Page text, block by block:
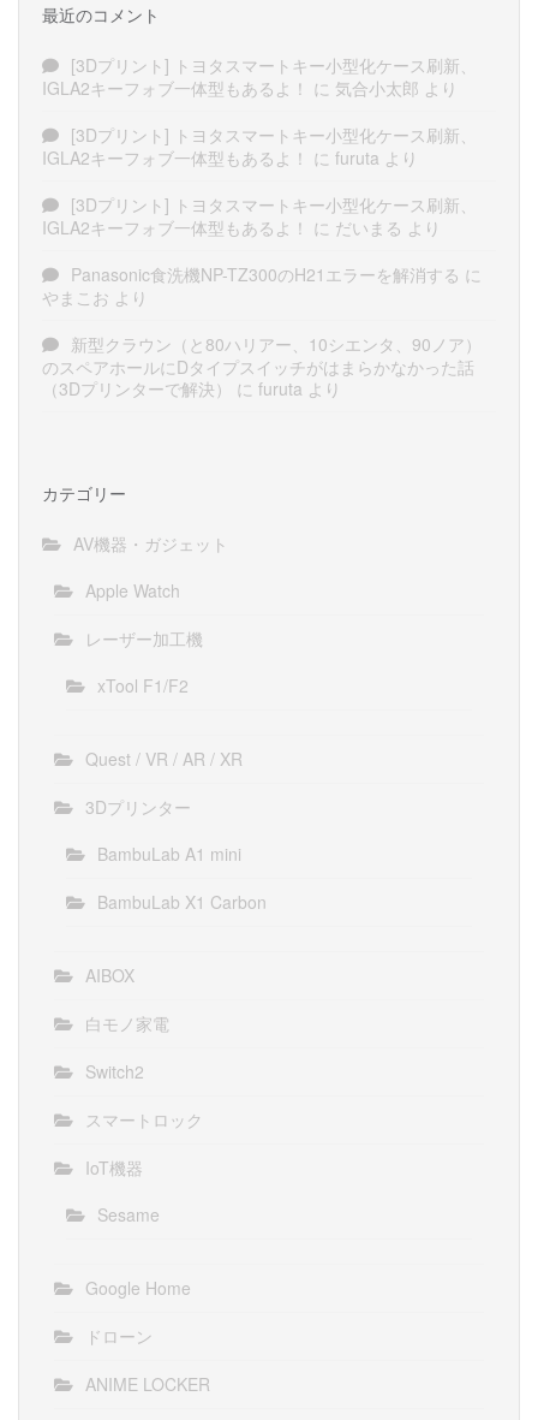
最近のコメント
[3Dプリント] トヨタスマートキー小型化ケース刷新、
IGLA2キーフォブ一体型もあるよ！ に 気合小太郎 より
[3Dプリント] トヨタスマートキー小型化ケース刷新、
IGLA2キーフォブ一体型もあるよ！ に furuta より
[3Dプリント] トヨタスマートキー小型化ケース刷新、
IGLA2キーフォブ一体型もあるよ！ に だいまる より
Panasonic食洗機NP-TZ300のH21エラーを解消する に
やまこお より
新型クラウン（と80ハリアー、10シエンタ、90ノア）
のスペアホールにDタイプスイッチがはまらかなかった話
（3Dプリンターで解決）
に furuta より
カテゴリー
AV機器・ガジェット
Apple Watch
レーザー加工機
xTool F1/F2
Quest / VR / AR / XR
3Dプリンター
BambuLab A1 mini
BambuLab X1 Carbon
AIBOX
白モノ家電
Switch2
スマートロック
IoT機器
Sesame
Google Home
ドローン
ANIME LOCKER